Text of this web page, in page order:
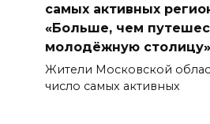
самых активных
«Больше, чем
молодёжную столицу»
Жители Московской
число самых активных